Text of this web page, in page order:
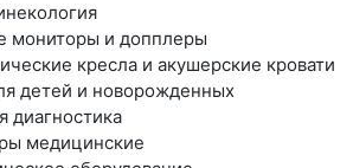
мониторы и допплеры
кресла и акушерские кровати
детей и новорожденных
диагностика
медицинские